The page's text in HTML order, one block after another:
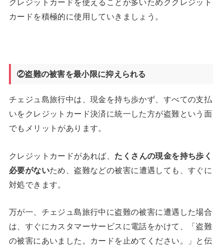
クレジットカードを使えることが多いためククレジット
カードを積極的に使用していきましょう。
②盗難の被害を最小限に抑えられる
チェジュ島旅行中は、現金を持ち歩かず、すべての支払
いをクレジットカード決済に統一した方が盗難という面
でもメリットがあります。
クレジットカードがあれば、 たくさんの現金を持ち歩く
必要がないため、盗難などの被害に遭遇しても、すぐに
対処できます。
万が一、チェジュ島旅行中に盗難の被害に遭遇した場合
は、すぐにカスタマーサービスに電話をかけて、「盗難
の被害にあいました。カードを止めてください。」と伝